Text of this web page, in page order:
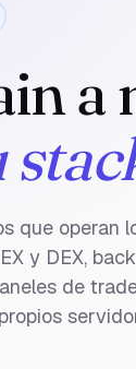
a
que operan
y DEX,
de